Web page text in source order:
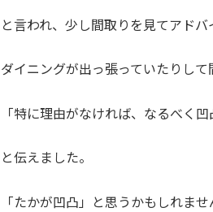
と言われ、少し間取りを見てアドバ
ダイニングが出っ張っていたりし
「特に理由がなければ、なるべく
と伝えました。
「たかが凹凸」と思うかもしれま